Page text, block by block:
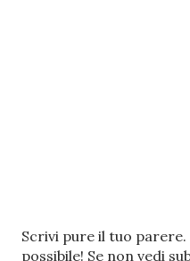
P
o
Scrivi pure il tuo
possibile! Se non vedi